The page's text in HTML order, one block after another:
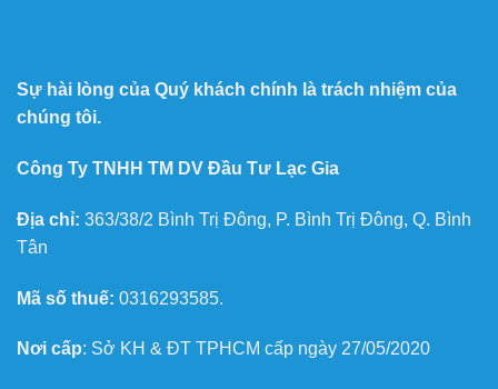
Sự hài lòng của Quý khách chính là trách nhiệm của
chúng tôi.
Công Ty TNHH TM DV Đầu Tư Lạc Gia
Địa chỉ: 363/38/2 Bình Trị Đông, P. Bình Trị Đông, Q. Bình
Tân
Mã số thuế: 0316293585.
Nơi cấp: Sở KH & ĐT TPHCM cấp ngày 27/05/2020